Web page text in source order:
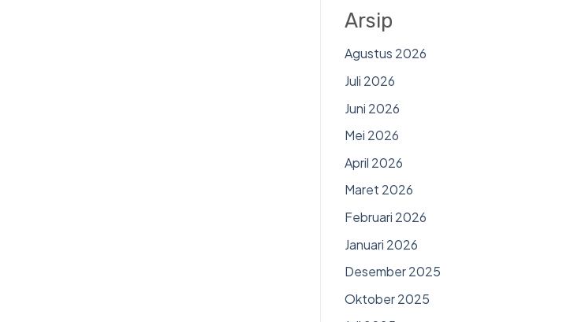
Arsip
Agustus 2026
Juli 2026
Juni 2026
Mei 2026
April 2026
Maret 2026
Februari 2026
Januari 2026
Desember 2025
Oktober 2025